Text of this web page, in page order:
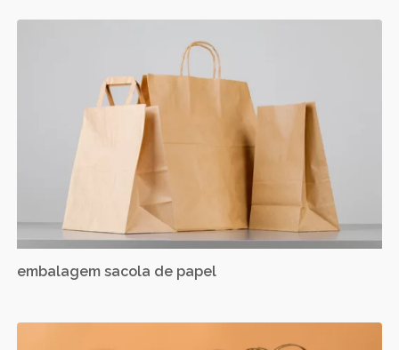
embalagem sacola de papel